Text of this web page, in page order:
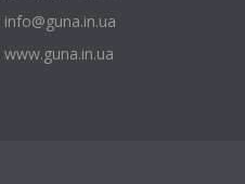
info@guna.in.ua
www.guna.in.ua